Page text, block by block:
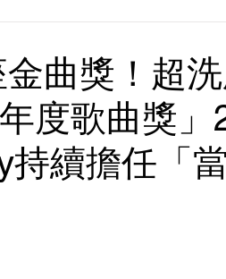
曲獎！超
度歌曲獎
續擔任「